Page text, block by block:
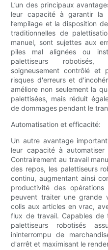
L’un des principaux
leur capacité à garantir la
l’empilage et la disposition
traditionnelles de
manuel, sont sujettes aux
piles mal alignées ou
palettiseurs
soigneusement contrôlé et
risques d'erreurs et
améliore non seulement la
palettisées, mais réduit
de dommages pendant le
Automatisation et efficacité:
Un autre avantage
leur capacité à
Contrairement au travail
des repos, les palettiseurs
continu, augmentant ainsi
productivité des opérations
peuvent traiter une grande
colis aux articles en vrac,
flux de travail. Capables de
palettiseurs robotisés
ininterrompu de
d'arrêt et maximisant le